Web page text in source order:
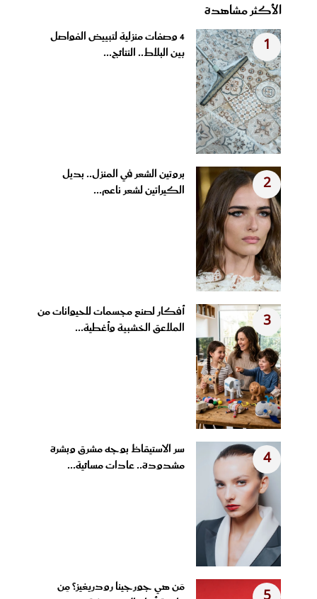
الأكثر مشاهدة
1
4 وصفات منزلية لتبييض الفواصل
بين البلاط.. النتائج...
2
بروتين الشعر في المنزل.. بديل
الكيراتين لشعر ناعم...
3
أفكار لصنع مجسمات للحيوانات من
الملاعق الخشبية وأغطية...
4
سر الاستيقاظ بوجه مشرق وبشرة
مشدودة.. عادات مسائية...
مَن هي جورجينا رودريغيز؟ مِن